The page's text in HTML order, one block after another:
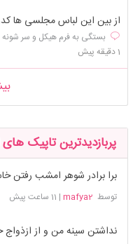
از بین این لباس مجلسی ها
بستگی به فرم هیکل و سر
1 دقیقه پیش
پربازدیدترین تاپیک های
برا برادر شوهر امشب رفتن
توسط mafya2
| 11 ساعت پیش
نداشتن سینه من و از